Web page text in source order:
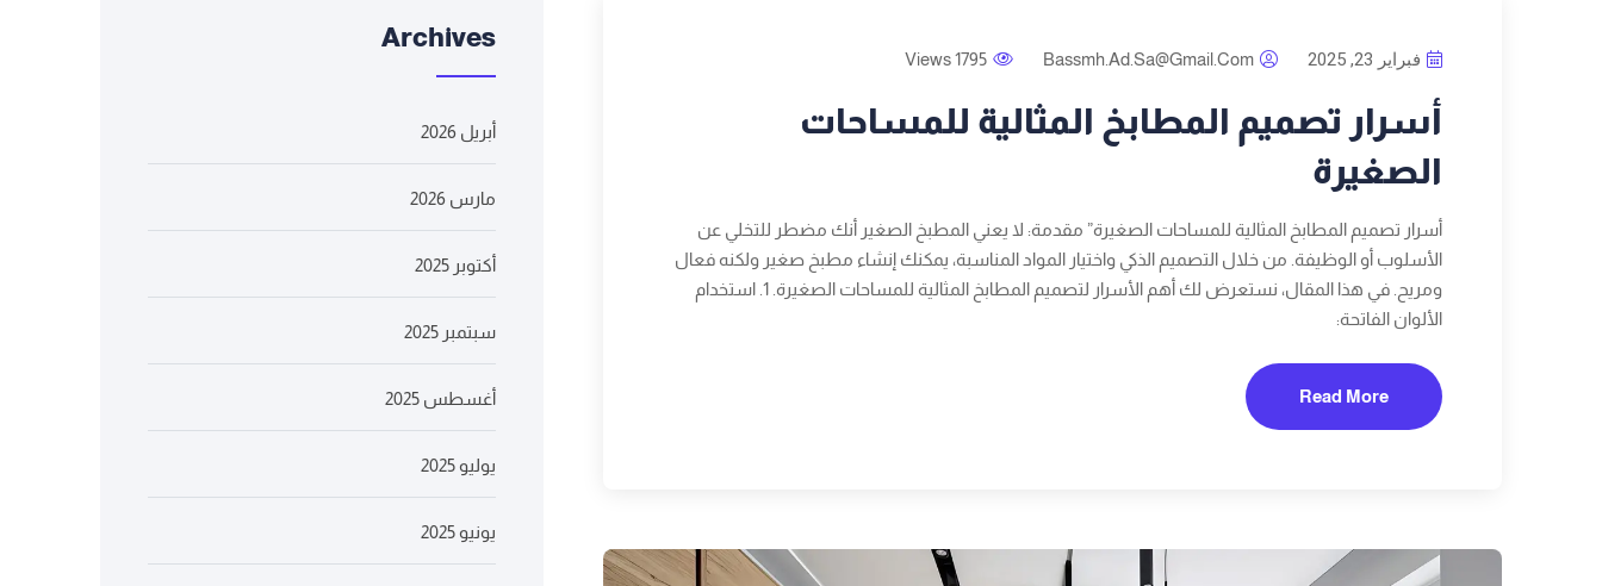
فبراير 23, 2025 Bassmh.ad.sa@gmail.com
1795 Views
أسرار تصميم المطابخ المثالية للمساحات
الصغيرة
أسرار تصميم المطابخ المثالية للمساحات الصغيرة” مقدمة: لا يعني المطبخ الصغير أنك مضطر للتخلي عن
الأسلوب أو الوظيفة. من خلال التصميم الذكي واختيار المواد المناسبة، يمكنك إنشاء مطبخ صغير ولكنه فعال
ومريح. في هذا المقال، نستعرض لك أهم الأسرار لتصميم المطابخ المثالية للمساحات الصغيرة. 1. استخدام
الألوان الفاتحة:
Read More
Archives
أبريل 2026
مارس 2026
أكتوبر 2025
سبتمبر 2025
أغسطس 2025
يوليو 2025
يونيو 2025